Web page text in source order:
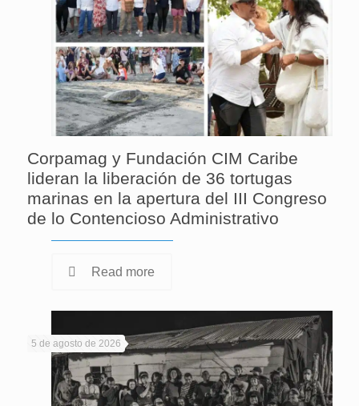
Corpamag y Fundación CIM Caribe
lideran la liberación de 36 tortugas
marinas en la apertura del III Congreso
de lo Contencioso Administrativo
Read more
5 de agosto de 2026